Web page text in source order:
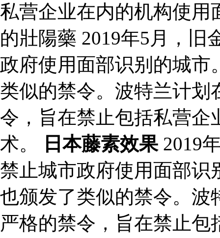
私营企业在内的机构使用
的壯陽藥 2019年5月，旧
政府使用面部识别的城市
类似的禁令。波特兰计划
令，旨在禁止包括私营企
术。
日本藤素效果2019
禁止城市政府使用面部识
也颁发了类似的禁令。波
严格的禁令，旨在禁止